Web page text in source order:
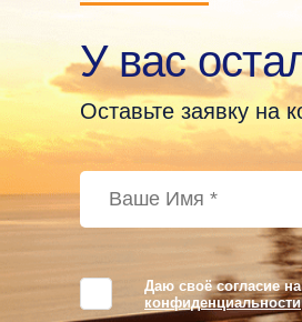
У вас
Оставьте заявку на
Даю своё согласие
конфиденциальности